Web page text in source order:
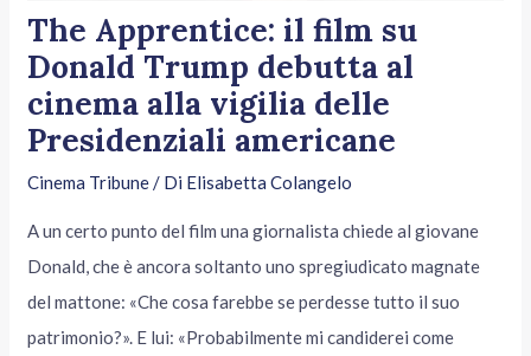
The Apprentice: il film su
Donald Trump debutta al
cinema alla vigilia delle
Presidenziali americane
Cinema Tribune/ Di Elisabetta Colangelo
A un certo punto del film una giornalista chiede al giovane
Donald, che è ancora soltanto uno spregiudicato magnate
del mattone: «Che cosa farebbe se perdesse tutto il suo
patrimonio?». E lui: «Probabilmente mi candiderei come